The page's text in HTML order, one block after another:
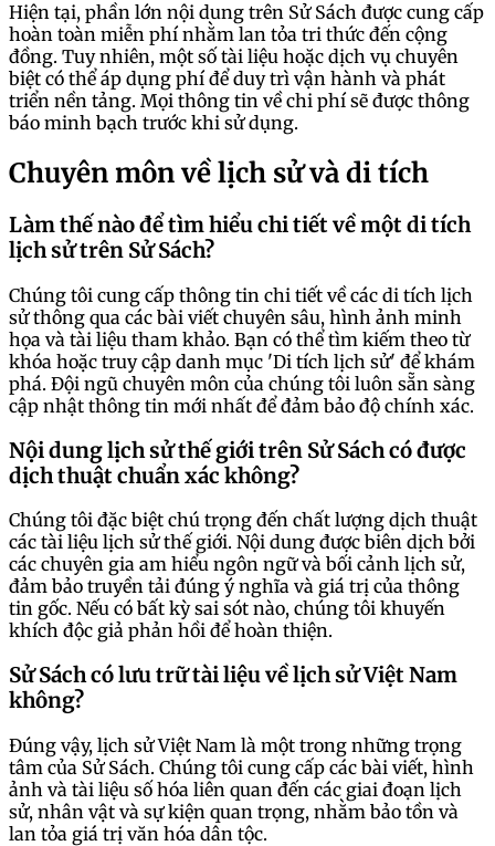
Hiện tại, phần lớn nội dung trên Sử Sách được cung cấp
hoàn toàn miễn phí nhằm lan tỏa tri thức đến cộng
đồng. Tuy nhiên, một số tài liệu hoặc dịch vụ chuyên
biệt có thể áp dụng phí để duy trì vận hành và phát
triển nền tảng. Mọi thông tin về chi phí sẽ được thông
báo minh bạch trước khi sử dụng.
Chuyên môn về lịch sử và di tích
Làm thế nào để tìm hiểu chi tiết về một di tích
lịch sử trên Sử Sách?
Chúng tôi cung cấp thông tin chi tiết về các di tích lịch
sử thông qua các bài viết chuyên sâu, hình ảnh minh
họa và tài liệu tham khảo. Bạn có thể tìm kiếm theo từ
khóa hoặc truy cập danh mục 'Di tích lịch sử' để khám
phá. Đội ngũ chuyên môn của chúng tôi luôn sẵn sàng
cập nhật thông tin mới nhất để đảm bảo độ chính xác.
Nội dung lịch sử thế giới trên Sử Sách có được
dịch thuật chuẩn xác không?
Chúng tôi đặc biệt chú trọng đến chất lượng dịch thuật
các tài liệu lịch sử thế giới. Nội dung được biên dịch bởi
các chuyên gia am hiểu ngôn ngữ và bối cảnh lịch sử,
đảm bảo truyền tải đúng ý nghĩa và giá trị của thông
tin gốc. Nếu có bất kỳ sai sót nào, chúng tôi khuyến
khích độc giả phản hồi để hoàn thiện.
Sử Sách có lưu trữ tài liệu về lịch sử Việt Nam
không?
Đúng vậy, lịch sử Việt Nam là một trong những trọng
tâm của Sử Sách. Chúng tôi cung cấp các bài viết, hình
ảnh và tài liệu số hóa liên quan đến các giai đoạn lịch
sử, nhân vật và sự kiện quan trọng, nhằm bảo tồn và
lan tỏa giá trị văn hóa dân tộc.